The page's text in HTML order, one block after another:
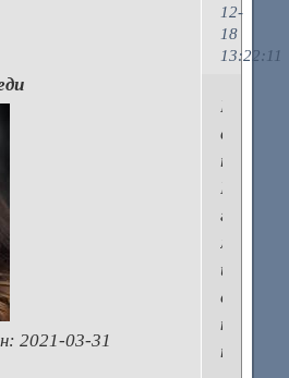
12-
18
13:22:11
: 2021-03-31
Народ,
всем
привет!
где
можно
шубы
с
найти?